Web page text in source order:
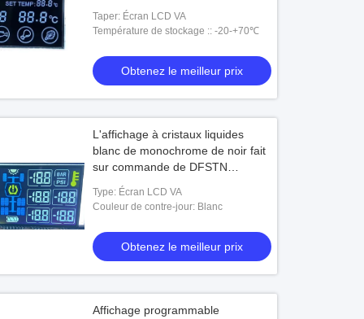
taille faite sur commande noire
d'affichage à cristaux liquides
Taper: Écran LCD VA
Température de stockage :: -20-+70℃
Obtenez le meilleur prix
L'affichage à cristaux liquides
blanc de monochrome de noir fait
sur commande de DFSTN
montrent le négatif de VA pour
monté sur véhicule
Type: Écran LCD VA
Couleur de contre-jour: Blanc
Obtenez le meilleur prix
Affichage programmable